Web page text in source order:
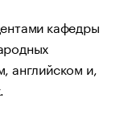
кафедры
английском и,